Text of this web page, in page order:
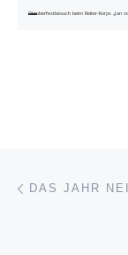
Oktoberfestbesuch beim Reiter-Korps „Jan
DAS JAHR